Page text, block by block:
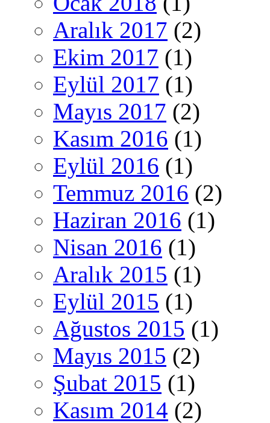
Aralık 2017 (2)
Ekim 2017 (1)
Eylül 2017 (1)
Mayıs 2017 (2)
Kasım 2016 (1)
Eylül 2016 (1)
Temmuz 2016 (2)
Haziran 2016 (1)
Nisan 2016 (1)
Aralık 2015 (1)
Eylül 2015 (1)
Ağustos 2015 (1)
Mayıs 2015 (2)
Şubat 2015 (1)
Kasım 2014 (2)